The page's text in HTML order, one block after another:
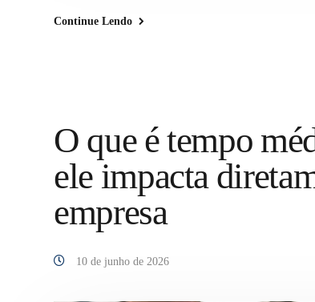
Continue Lendo
O que é tempo
ele impacta
empresa
10 de junho de 2026